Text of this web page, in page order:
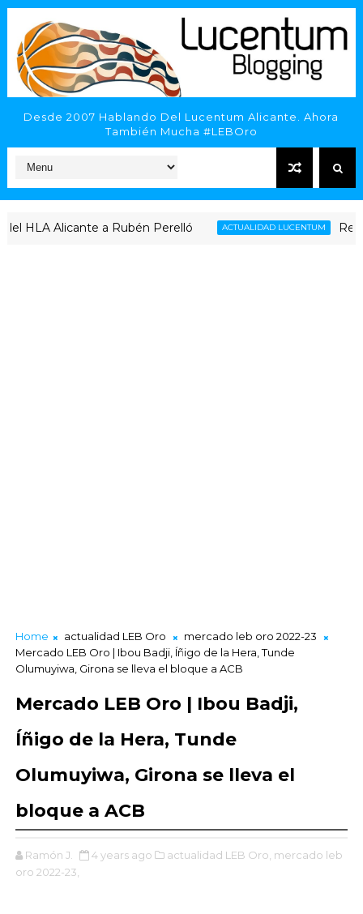
Desde 2007 Hablando Del Lucentum Alicante. Ahora
También Mucha #LEBOro
Alicante a Rubén Perelló ACTUALIDAD LUCENTUM Repaso
Home actualidad LEB Oro
mercado leb oro 2022-23
Mercado LEB Oro | Ibou Badji, Íñigo de la Hera, Tunde
Olumuyiwa, Girona se lleva el bloque a ACB
Mercado LEB Oro | Ibou Badji,
Íñigo de la Hera, Tunde
Olumuyiwa, Girona se lleva el
bloque a ACB
Ramón J. 4 years ago actualidad LEB Oro, mercado leb
oro 2022-23,